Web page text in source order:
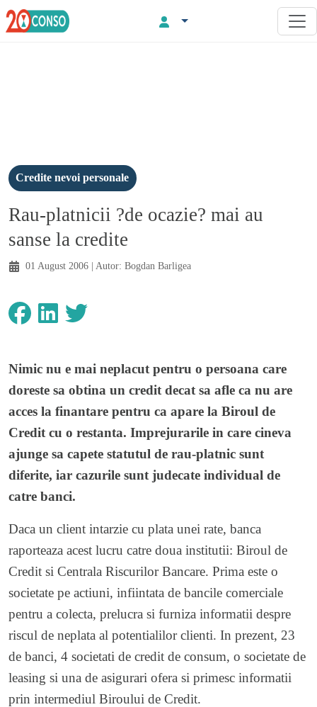
Credite nevoi personale
Rau-platnicii ?de ocazie? mai au
sanse la credite
01 August 2006 | Autor: Bogdan Barligea
Nimic nu e mai neplacut pentru o persoana care
doreste sa obtina un credit decat sa afle ca nu are
acces la finantare pentru ca apare la Biroul de
Credit cu o restanta. Imprejurarile in care cineva
ajunge sa capete statutul de rau-platnic sunt
diferite, iar cazurile sunt judecate individual de
catre banci.
Daca un client intarzie cu plata unei rate, banca
raporteaza acest lucru catre doua institutii: Biroul de
Credit si Centrala Riscurilor Bancare. Prima este o
societate pe actiuni, infiintata de bancile comerciale
pentru a colecta, prelucra si furniza informatii despre
riscul de neplata al potentialilor clienti. In prezent, 23
de banci, 4 societati de credit de consum, o societate de
leasing si una de asigurari ofera si primesc informatii
prin intermediul Biroului de Credit.